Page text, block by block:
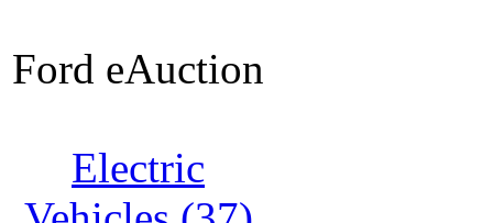
Ford eAuction
Electric